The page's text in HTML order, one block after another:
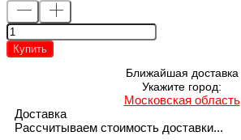
Купить
Ближайшая доставка
Укажите город:
Московская область
Доставка
Рассчитываем стоимость доставки...